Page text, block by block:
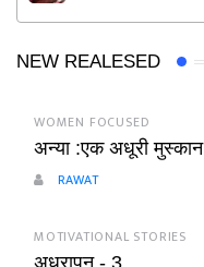
NEW REALESED
WOMEN FOCUSED
अन्या :एक अधूरी मुस्कान
RAWAT
MOTIVATIONAL STORIES
अधूरापन - 3